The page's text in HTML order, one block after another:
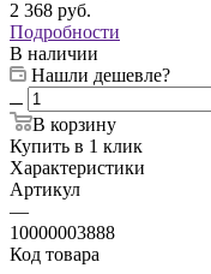
2 368 руб.
Подробности
В наличии
Нашли дешевле?
В корзину
Купить в 1 клик
Характеристики
Артикул
—
10000003888
Код товара